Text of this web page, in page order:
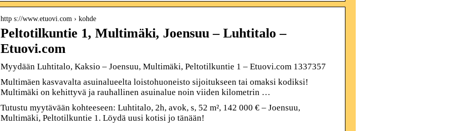
http s://www.etuovi.com › kohde
Peltotilkuntie 1, Multimäki, Joensuu – Luhtitalo –
Etuovi.com
Myydään Luhtitalo, Kaksio – Joensuu, Multimäki, Peltotilkuntie 1 – Etuovi.com 1337357
Multimäen kasvavalta asuinalueelta loistohuoneisto sijoitukseen tai omaksi kodiksi!
Multimäki on kehittyvä ja rauhallinen asuinalue noin viiden kilometrin …
Tutustu myytävään kohteeseen: Luhtitalo, 2h, avok, s, 52 m², 142 000 € – Joensuu,
Multimäki, Peltotilkuntie 1. Löydä uusi kotisi jo tänään!